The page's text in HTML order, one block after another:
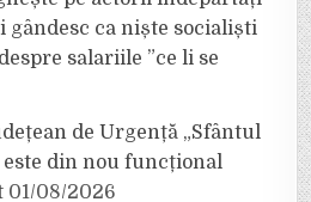
gândesc ca niște socialiști
salariile ”ce li se
de Urgență „Sfântul
din nou funcțional
01/08/2026